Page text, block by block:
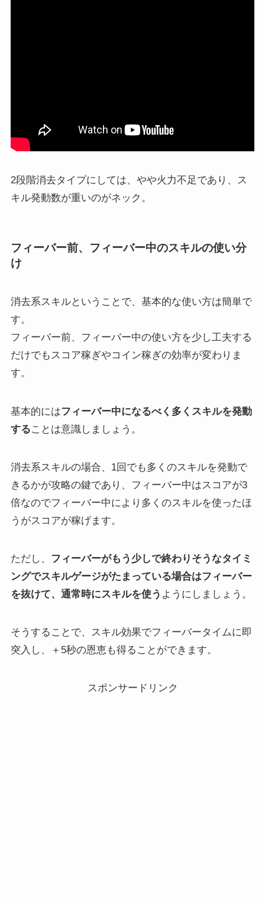
2段階消去タイプにしては、やや火力不足であり、ス
キル発動数が重いのがネック。
フィーバー前、フィーバー中のスキルの使い分
け
消去系スキルということで、基本的な使い方は簡単で
す。
フィーバー前、フィーバー中の使い方を少し工夫する
だけでもスコア稼ぎやコイン稼ぎの効率が変わりま
す。
基本的にはフィーバー中になるべく多くスキルを発動
することは意識しましょう。
消去系スキルの場合、1回でも多くのスキルを発動で
きるかが攻略の鍵であり、フィーバー中はスコアが3
倍なのでフィーバー中により多くのスキルを使ったほ
うがスコアが稼げます。
ただし、 フィーバーがもう少しで終わりそうなタイミ
ングでスキルゲージがたまっている場合はフィーバー
を抜けて、通常時にスキルを使う ようにしましょう。
そうすることで、スキル効果でフィーバータイムに即
突入し、＋5秒の恩恵も得ることができます。
スポンサードリンク